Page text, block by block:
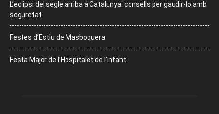
L’eclipsi del segle arriba a Catalunya: consells per gaudir-lo amb
seguretat
Festes d’Estiu de Masboquera
Festa Major de l’Hospitalet de l’Infant